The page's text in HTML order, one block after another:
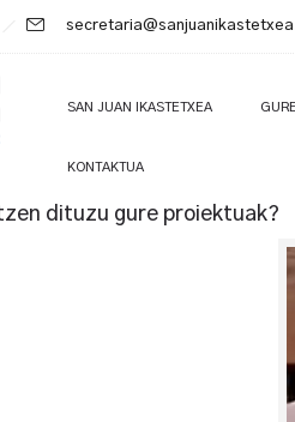
SAN JUAN IKASTETXEA
KONTAKTUA
dituzu gure proiektuak?